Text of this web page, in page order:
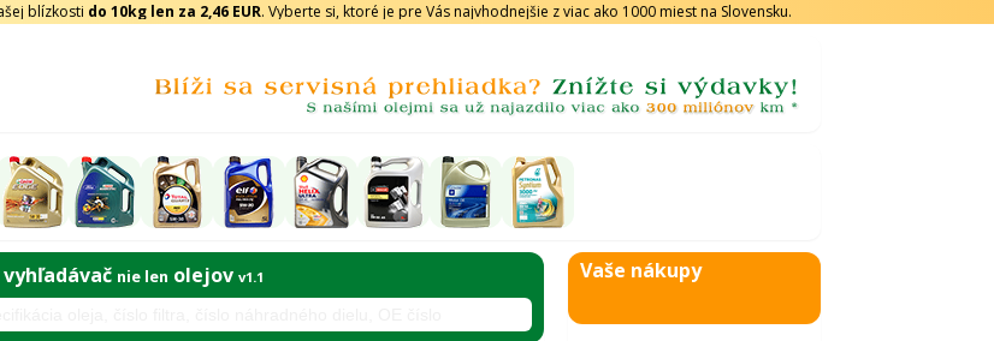
blízkosti do 10kg len za 2,46 EUR. Vyberte si, ktoré je pre Vás najvhodnejšie z viac ako 1000 miest na Slovensku.
nie len olejov v1.1 Vaše nákupy